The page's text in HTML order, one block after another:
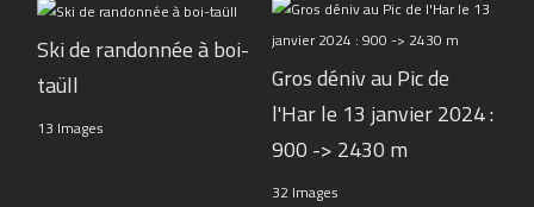
Ski de randonnée à boi-
taüll
13 Images
Gros déniv au Pic de
l'Har le 13 janvier 2024 :
900 -> 2430 m
32 Images